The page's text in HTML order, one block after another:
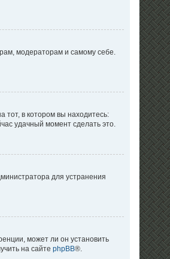
модераторам и самому себе.
тот, в котором вы находитесь:
удачный момент сделать это.
для устранения
может ли он установить
на сайтеphpBB®.